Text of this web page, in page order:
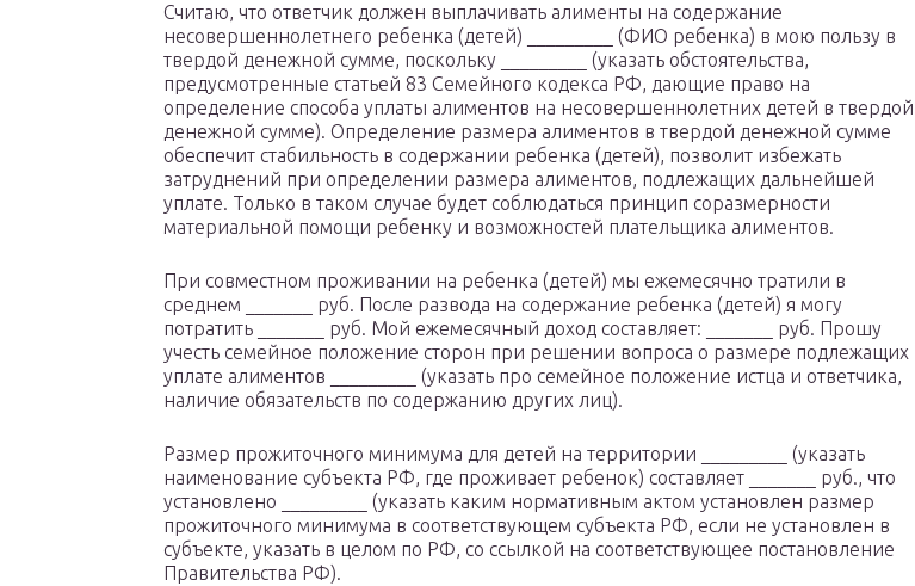
Считаю, что ответчик должен выплачивать алименты на содержание
несовершеннолетнего ребенка (детей) _________ (ФИО ребенка) в мою пользу в
твердой денежной сумме, поскольку _________ (указать обстоятельства,
предусмотренные статьей 83 Семейного кодекса РФ, дающие право на
определение способа уплаты алиментов на несовершеннолетних детей в твердой
денежной сумме). Определение размера алиментов в твердой денежной сумме
обеспечит стабильность в содержании ребенка (детей), позволит избежать
затруднений при определении размера алиментов, подлежащих дальнейшей
уплате. Только в таком случае будет соблюдаться принцип соразмерности
материальной помощи ребенку и возможностей плательщика алиментов.
При совместном проживании на ребенка (детей) мы ежемесячно тратили в
среднем _______ руб. После развода на содержание ребенка (детей) я могу
потратить _______ руб. Мой ежемесячный доход составляет: _______ руб. Прошу
учесть семейное положение сторон при решении вопроса о размере подлежащих
уплате алиментов _________ (указать про семейное положение истца и ответчика,
наличие обязательств по содержанию других лиц).
Размер прожиточного минимума для детей на территории _________ (указать
наименование субъекта РФ, где проживает ребенок) составляет _______ руб., что
установлено _________ (указать каким нормативным актом установлен размер
прожиточного минимума в соответствующем субъекта РФ, если не установлен в
субъекте, указать в целом по РФ, со ссылкой на соответствующее постановление
Правительства РФ).